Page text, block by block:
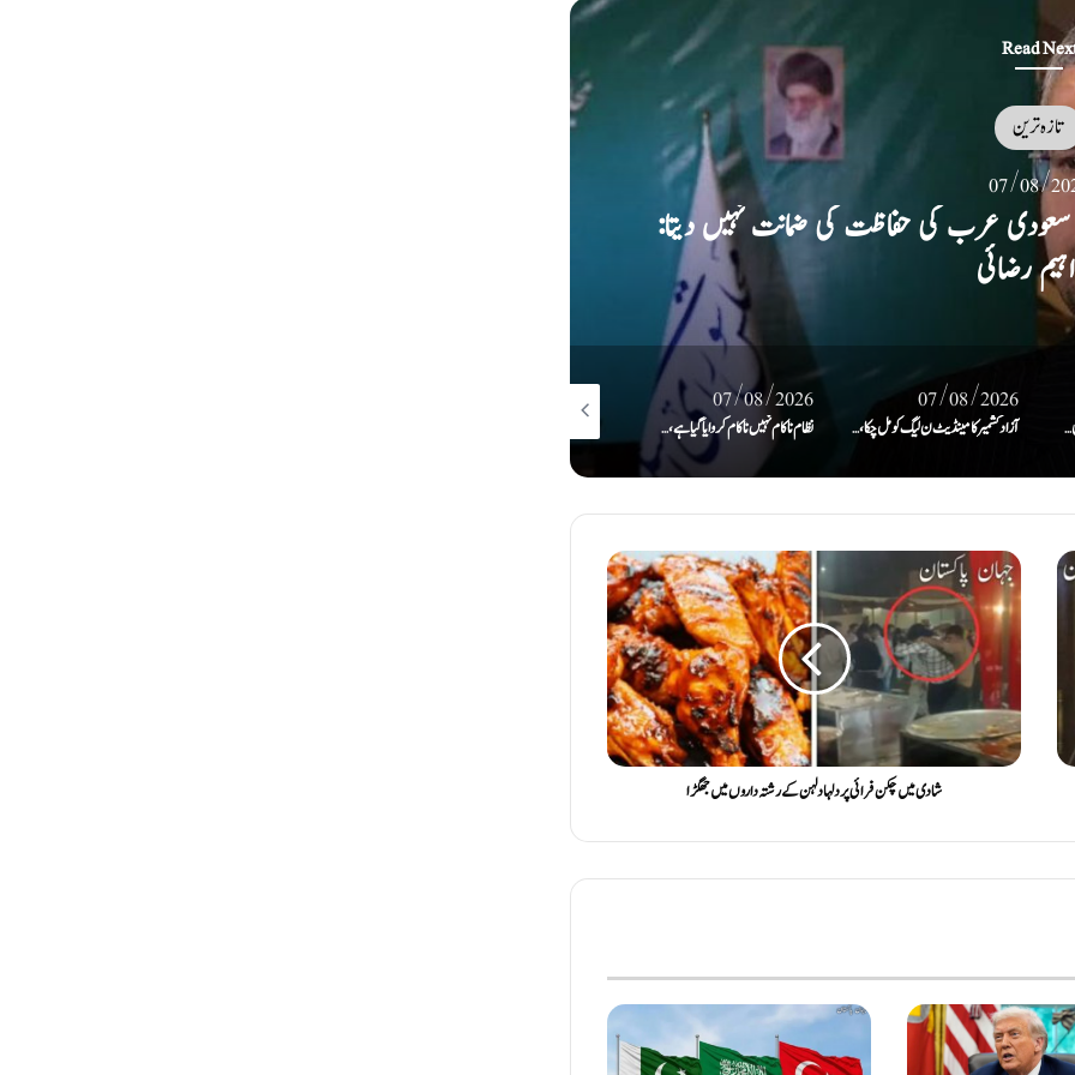
Read
تازہ ترین
07/08/2026
سب پر حملہ تصور: مکہ کی سرزمین پر پاک، ترک سعودی دفاعی معاہدہ طے
آزاد کشمیر کا مینڈیٹ ن لیگ کو مل چکا، اب وعدے پورے کرنے کا وقت ہے: رانا ثنا اللہ
07/08/2026
نظام ناکام نہیں ناکام کروایاگیا ہے، جب تک عوام کی حاکمیت تسلیم نہیں کریں گے تب تک سسٹم نہیں چل پائےگا: بلاول
07/08/2026
شادی میں چکن فرائی پر دلہا دلہن کے رشتہ داروں میں جھگڑا